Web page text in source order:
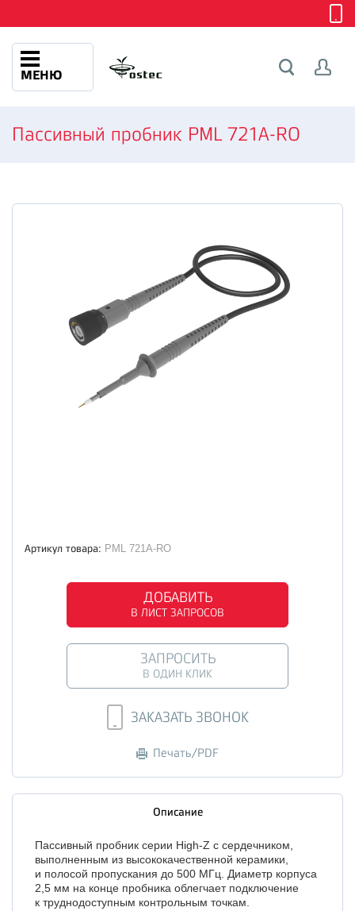
МЕНЮ
Пассивный пробник PML 721A-RO
Артикул товара: PML 721A-RO
ДОБАВИТЬ
В ЛИСТ ЗАПРОСОВ
ЗАПРОСИТЬ
В ОДИН КЛИК
ЗАКАЗАТЬ ЗВОНОК
Печать/PDF
Описание
Пассивный пробник серии High-Z с сердечником,
выполненным из высококачественной керамики,
и полосой пропускания до 500 МГц. Диаметр корпуса
2,5 мм на конце пробника облегчает подключение
к труднодоступным контрольным точкам.